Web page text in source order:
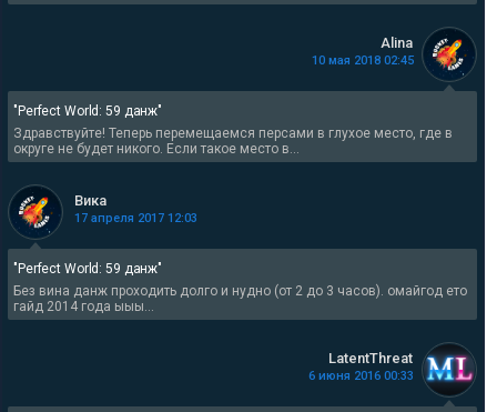
"Perfect World: 59 данж"
Здравствуйте! Теперь перемещаемся персами в глухое место, где в
округе не будет никого. Если такое место в...
Alina
10 мая 2018 02:45
"Perfect World: 59 данж"
Без вина данж проходить долго и нудно (от 2 до 3 часов). омайгод ето
гайд 2014 года ыыы...
Вика
17 апреля 2017 12:03
LatentThreat
6 июня 2016 00:33